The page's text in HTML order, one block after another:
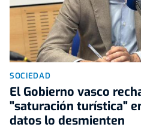
SOCIEDAD
El Gobierno vasco
"saturación turística"
datos lo desmienten